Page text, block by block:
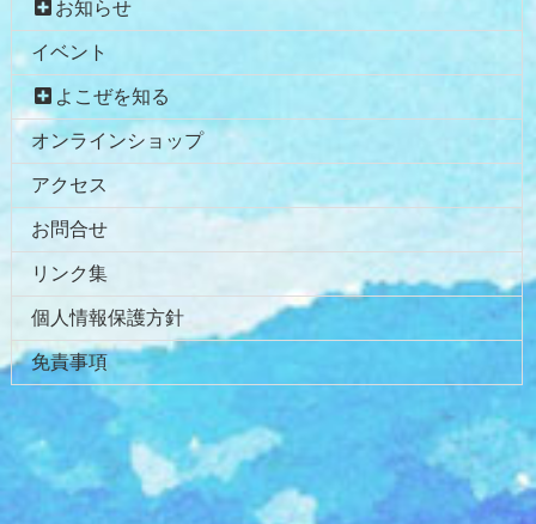
お知らせ
イベント
よこぜを知る
オンラインショップ
アクセス
お問合せ
リンク集
個人情報保護方針
免責事項